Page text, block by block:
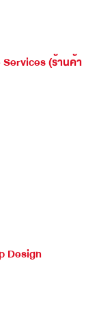
Services (ร้านค้า
Design